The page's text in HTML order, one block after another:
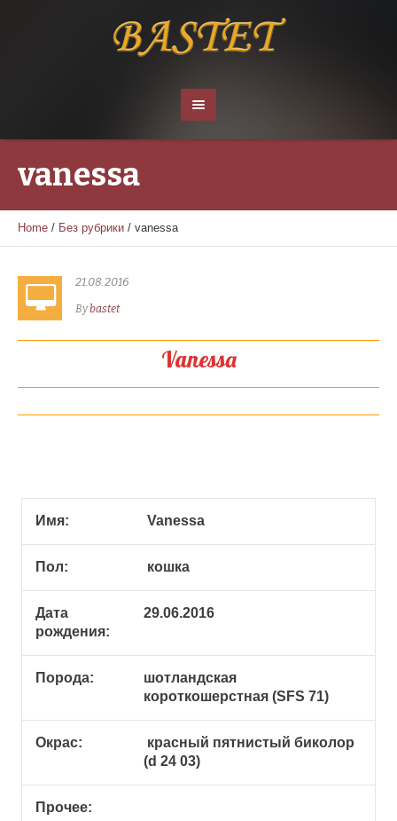
vanessa
Home / Без рубрики / vanessa
21.08.2016
Bybastet
Vanessa
Имя: Vanessa
Пол: кошка
Дата
рождения:
29.06.2016
Порода:
шотландская
короткошерстная (SFS 71)
Окрас:
красный пятнистый биколор
(d 24 03)
Прочее: